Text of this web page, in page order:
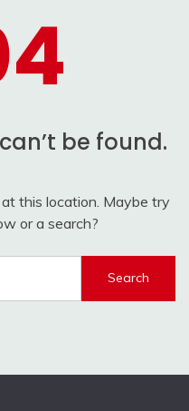
be found.
this location. Maybe try
or a search?